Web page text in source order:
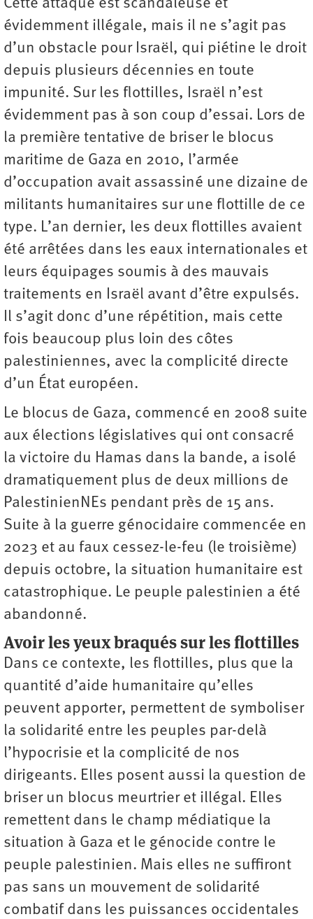
Cette attaque est scandaleuse et
évidemment illégale, mais il ne s’agit pas
d’un obstacle pour Israël, qui piétine le droit
depuis plusieurs décennies en toute
impunité. Sur les flottilles, Israël n’est
évidemment pas à son coup d’essai. Lors de
la première tentative de briser le blocus
maritime de Gaza en 2010, l’armée
d’occupation avait assassiné une dizaine de
militants humanitaires sur une flottille de ce
type. L’an dernier, les deux flottilles avaient
été arrêtées dans les eaux internationales et
leurs équipages soumis à des mauvais
traitements en Israël avant d’être expulsés.
Il s’agit donc d’une répétition, mais cette
fois beaucoup plus loin des côtes
palestiniennes, avec la complicité directe
d’un État européen.
Le blocus de Gaza, commencé en 2008 suite
aux élections législatives qui ont consacré
la victoire du Hamas dans la bande, a isolé
dramatiquement plus de deux millions de
PalestinienNEs pendant près de 15 ans.
Suite à la guerre génocidaire commencée en
2023 et au faux cessez-le-feu (le troisième)
depuis octobre, la situation humanitaire est
catastrophique. Le peuple palestinien a été
abandonné.
Avoir les yeux braqués sur les flottilles
Dans ce contexte, les flottilles, plus que la
quantité d’aide humanitaire qu’elles
peuvent apporter, permettent de symboliser
la solidarité entre les peuples par-delà
l’hypocrisie et la complicité de nos
dirigeants. Elles posent aussi la question de
briser un blocus meurtrier et illégal. Elles
remettent dans le champ médiatique la
situation à Gaza et le génocide contre le
peuple palestinien. Mais elles ne suffiront
pas sans un mouvement de solidarité
combatif dans les puissances occidentales